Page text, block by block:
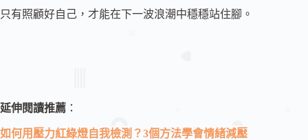
只有照顧好自己，才能在下一波浪潮中穩穩站住腳。
延伸閱讀推薦 ：
如何用壓力紅綠燈自我檢測？3個方法學會情緒減壓